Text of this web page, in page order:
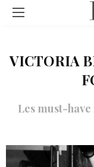
VICTORIA
Les must-